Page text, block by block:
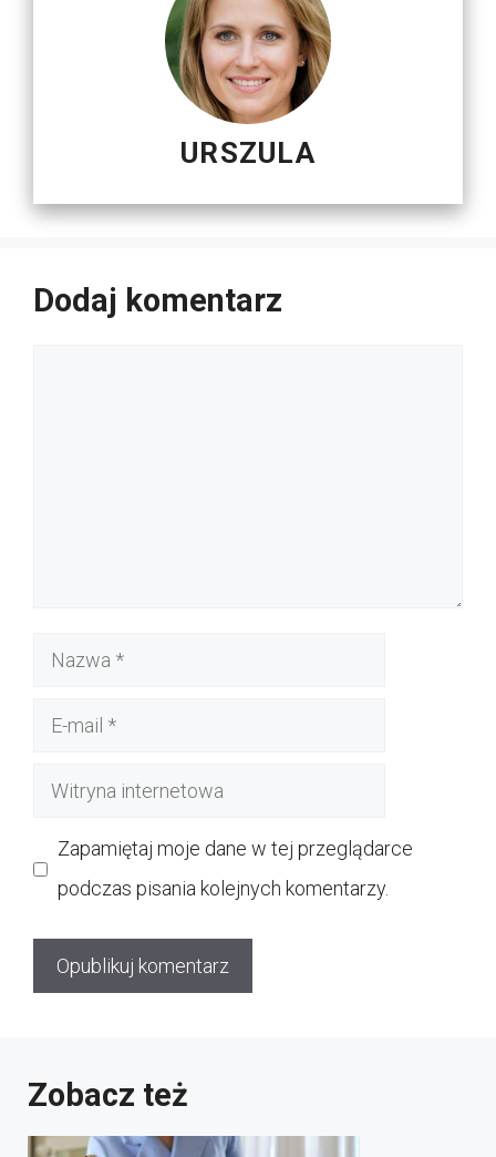
URSZULA
Dodaj komentarz
Nazwa
Witryna
Zapamiętaj moje dane w tej przeglądarce
podczas pisania kolejnych komentarzy.
Zobacz też